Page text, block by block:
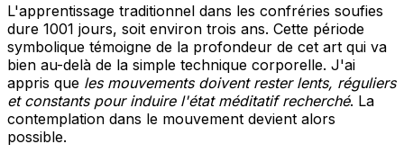
L'apprentissage traditionnel dans les confréries soufies
dure 1001 jours, soit environ trois ans. Cette période
symbolique témoigne de la profondeur de cet art qui va
bien au-delà de la simple technique corporelle. J'ai
appris que les mouvements doivent rester lents, réguliers
et constants pour induire l'état méditatif recherché. La
contemplation dans le mouvement devient alors
possible.